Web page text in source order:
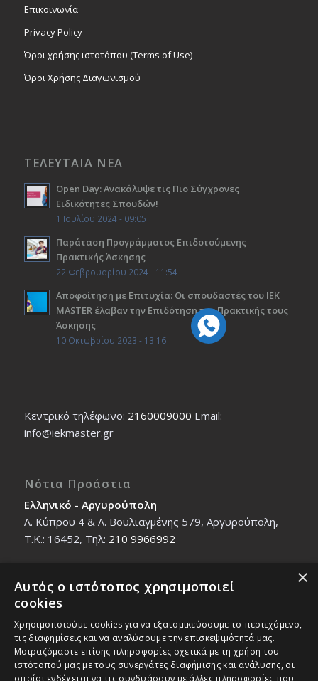
Επικοινωνία
Privacy Policy
Όροι χρήσης ιστοτόπου (Terms of Use)
Όροι Χρήσης Διαγωνισμού
ΤΕΛΕΥΤΑΙΑ ΝΕΑ
Open Day: Ανακάλυψε τις Πιο Σύγχρονες
Ειδικότητες Σπουδών!
1 Ιουλίου 2024 - 09:05
Παράταση Προγράμματος Επιδοτούμενης
Πρακτικής Άσκησης
22 Φεβρουαρίου 2024 - 11:54
Αποφοίτηση με Επιτυχία: Οι σπουδαστές του ΙΕΚ
ΜΑSTER έλαβαν την Επιδότηση της Πρακτικής τους
Άσκησης
10 Οκτωβρίου 2023 - 13:16
Κεντρικό τηλέφωνο: 2160009000 Εmail:
info@iekmaster.gr
Νότια Προάστια
Ελληνικό - Αργυρούπολη
Λ. Κύπρου 4 & Λ. Βουλιαγμένης 579, Αργυρούπολη,
T.K.: 16452, Τηλ: 210 9966992
Βόρεια Προάστια
Νέο Ηράκλειο - Μαρούσι
Ζαλοκώστα 18 & Εμμανουήλ Παπαδάκη 12, T.K.:
14121, Τηλ:210 2712588
×
Αυτός ο ιστότοπος χρησιμοποιεί
cookies
Χρησιμοποιούμε cookies για να εξατομικεύσουμε το περιεχόμενο,
τις διαφημίσεις και να αναλύσουμε την επισκεψιμότητά μας.
Μοιραζόμαστε επίσης πληροφορίες σχετικά με τη χρήση του
ιστότοπού μας με τους συνεργάτες διαφήμισης και ανάλυσης, οι
οποίοι ενδέχεται να τις συνδυάσουν με άλλες πληροφορίες που